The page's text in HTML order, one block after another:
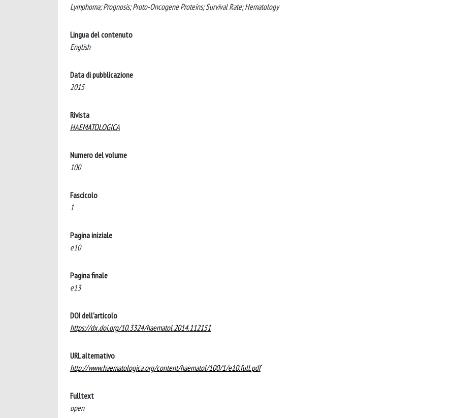
Lymphoma; Prognosis; Proto-Oncogene Proteins; Survival Rate; Hematology
Lingua del contenuto
English
Data di pubblicazione
2015
Rivista
HAEMATOLOGICA
Numero del volume
100
Fascicolo
1
Pagina iniziale
e10
Pagina finale
e13
DOI dell'articolo
https://dx.doi.org/10.3324/haematol.2014.112151
URL alternativo
http://www.haematologica.org/content/haematol/100/1/e10.full.pdf
Fulltext
open